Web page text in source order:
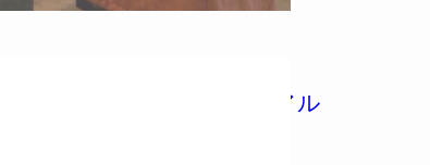
ホームページリニューアル